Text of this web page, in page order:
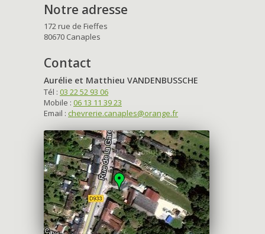
Notre adresse
172 rue de Fieffes
80670 Canaples
Contact
Aurélie et Matthieu VANDENBUSSCHE
Tél : 03 22 52 93 06
Mobile : 06 13 11 39 23
Email : chevrerie.canaples@orange.fr